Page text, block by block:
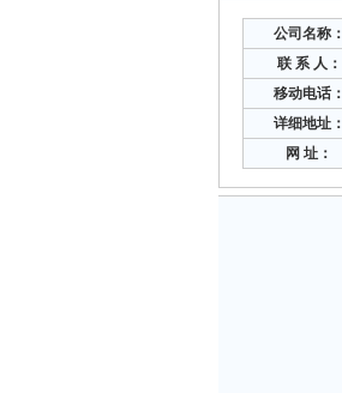
公司名称：
联 系 人：
移动电话：
详细地址：
网 址：